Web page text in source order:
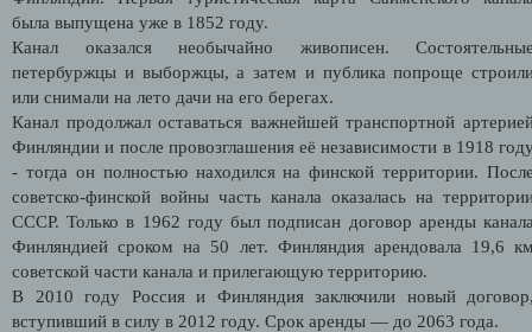
была выпущена уже в 1852 году.
Канал оказался необычайно живописен.
петербуржцы и выборжцы, а затем и публика попроще
или снимали на лето дачи на его берегах.
Канал продолжал оставаться важнейшей транспортной
Финляндии и после провозглашения её независимости в 1918
- тогда он полностью находился на финской территории.
советско-финской войны часть канала оказалась на
СССР.Только в 1962 году был подписан договор аренды
Финляндией сроком на 50 лет. Финляндия арендовала 19,6
советской части канала и прилегающую территорию.
В 2010 году Россия и Финляндия заключили новый
вступивший в силу в 2012 году. Срок аренды — до 2063 года.